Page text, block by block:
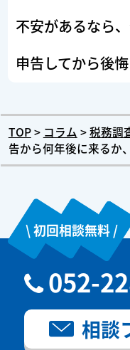
不安があるなら
申告してから後悔
TOP> コラム >税務調
告から何年後に来るか
\ 初回相談無料 /
052-
相談